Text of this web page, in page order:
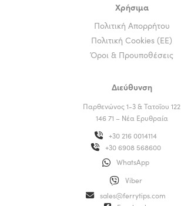
Χρήσιμα
Πολιτική Απορρήτου
Πολιτική Cookies (ΕΕ)
Όροι & Προυποθέσεις
Διεύθυνση
Παρθενώνος 1-3 & Τατοΐου 122
146 71 – Νέα Ερυθραία
+30 216 0014114
+30 6908 568600
WhatsApp
Viber
sales@ferrytips.com